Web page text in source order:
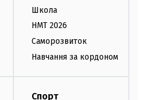
Школа
НМТ 2026
Саморозвиток
Навчання за кордоном
Спорт